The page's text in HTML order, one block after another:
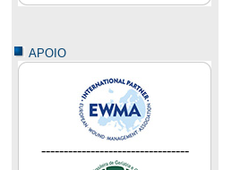
APOIO
---------------------------------